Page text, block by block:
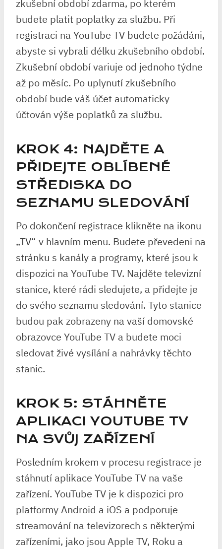
zkušební období zdarma, po kterém
budete platit poplatky za službu. Při
registraci na YouTube TV budete požádáni,
abyste si vybrali délku zkušebního období.
Zkušební období variuje od jednoho týdne
až po měsíc. Po uplynutí zkušebního
období bude váš účet automaticky
účtován výše poplatků za službu.
KROK 4: NAJDĚTE A
PŘIDEJTE OBLÍBENÉ
STŘEDISKA DO
SEZNAMU SLEDOVÁNÍ
Po dokončení registrace klikněte na ikonu
„TV“ v hlavním menu. Budete převedeni na
stránku s kanály a programy, které jsou k
dispozici na YouTube TV. Najděte televizní
stanice, které rádi sledujete, a přidejte je
do svého seznamu sledování. Tyto stanice
budou pak zobrazeny na vaší domovské
obrazovce YouTube TV a budete moci
sledovat živé vysílání a nahrávky těchto
stanic.
KROK 5: STÁHNĚTE
APLIKACI YOUTUBE TV
NA SVŮJ ZAŘÍZENÍ
Posledním krokem v procesu registrace je
stáhnutí aplikace YouTube TV na vaše
zařízení. YouTube TV je k dispozici pro
platformy Android a iOS a podporuje
streamování na televizorech s některými
zařízeními, jako jsou Apple TV, Roku a